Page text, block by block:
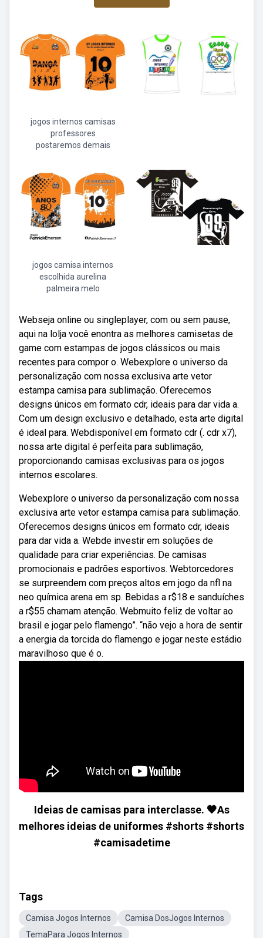
jogos internos camisas
professores
postaremos demais
jogos camisa internos
escolhida aurelina
palmeira melo
Webseja online ou singleplayer, com ou sem pause,
aqui na lolja você enontra as melhores camisetas de
game com estampas de jogos clássicos ou mais
recentes para compor o. Webexplore o universo da
personalização com nossa exclusiva arte vetor
estampa camisa para sublimação. Oferecemos
designs únicos em formato cdr, ideais para dar vida a.
Com um design exclusivo e detalhado, esta arte digital
é ideal para. Webdisponível em formato cdr (. cdr x7),
nossa arte digital é perfeita para sublimação,
proporcionando camisas exclusivas para os jogos
internos escolares.
Webexplore o universo da personalização com nossa
exclusiva arte vetor estampa camisa para sublimação.
Oferecemos designs únicos em formato cdr, ideais
para dar vida a. Webde investir em soluções de
qualidade para criar experiências. De camisas
promocionais e padrões esportivos. Webtorcedores
se surpreendem com preços altos em jogo da nfl na
neo química arena em sp. Bebidas a r$18 e sanduíches
a r$55 chamam atenção. Webmuito feliz de voltar ao
brasil e jogar pelo flamengo”. “não vejo a hora de sentir
a energia da torcida do flamengo e jogar neste estádio
maravilhoso que é o.
Ideias de camisas para interclasse. 🧡As
melhores ideias de uniformes #shorts #shorts
#camisadetime
Tags
Camisa Jogos Internos
Camisa DosJogos Internos
TemaPara Jogos Internos